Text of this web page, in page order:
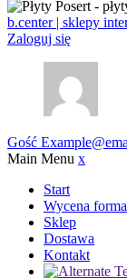
b.center | sklepy
Zaloguj się
Gość
Main Menu x
Start
Wycena
Sklep
Dostawa
Kontakt